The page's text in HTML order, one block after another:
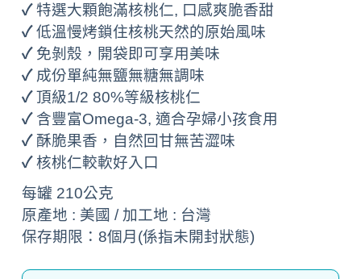
✓特選大顆飽滿核桃仁, 口感爽脆香甜
✓低溫慢烤鎖住核桃天然的原始風味
✓ 免剝殼，開袋即可享用美味
✓ 成份單純無鹽無糖無調味
✓頂級1/2 80%等級核桃仁
✓ 含豐富Omega-3, 適合孕婦小孩食用
✓ 酥脆果香，自然回甘無苦澀味
✓核桃仁較軟好入口
每罐 210公克
原產地 : 美國 / 加工地 : 台灣
保存期限：8個月(係指未開封狀態)